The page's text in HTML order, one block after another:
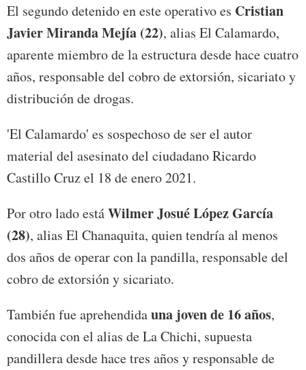
El segundo detenido en este operativo es Cristian
Javier Miranda Mejía (22), alias El Calamardo,
aparente miembro de la estructura desde hace cuatro
años, responsable del cobro de extorsión, sicariato y
distribución de drogas.
'El Calamardo' es sospechoso de ser el autor
material del asesinato del ciudadano Ricardo
Castillo Cruz el 18 de enero 2021.
Por otro lado estáWilmer Josué López García
(28), alias El Chanaquita, quien tendría al menos
dos años de operar con la pandilla, responsable del
cobro de extorsión y sicariato.
También fue aprehendidauna joven de 16 años,
conocida con el alias de La Chichi, supuesta
pandillera desde hace tres años y responsable de